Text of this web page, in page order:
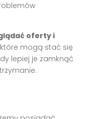
oferty i
mogą stać się
lepiej je zamknąć